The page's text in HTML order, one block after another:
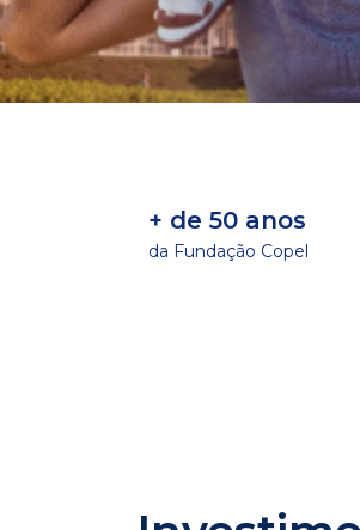
+ de 50 anos
da Fundação Copel